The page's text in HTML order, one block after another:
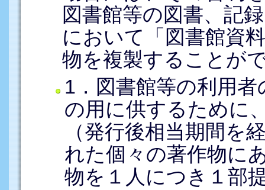
図書館等の図書、記
において「図書館資
物を複製することが
1．図書館等の利用
の用に供するために
（発行後相当期間を
れた個々の著作物に
物を１人につき１部